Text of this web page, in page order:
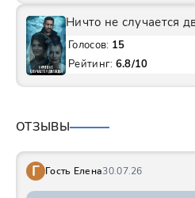
Ничто не случается
Голосов: 15
Рейтинг: 6.8/10
ОТЗЫВЫ
Г Гость Елена30.07.26